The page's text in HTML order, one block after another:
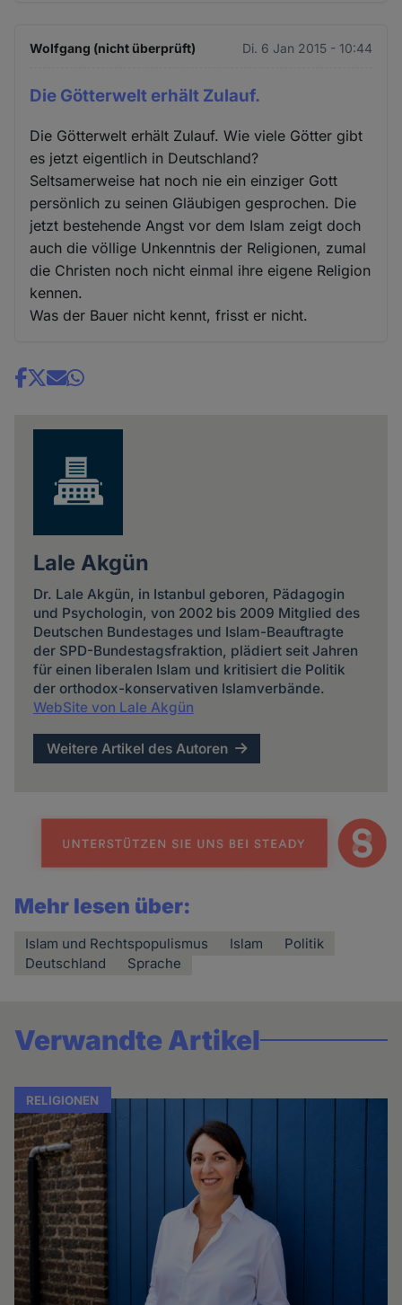
Wolfgang (nicht überprüft) Di. 6 Jan 2015 - 10:44
Die Götterwelt erhält Zulauf.
Die Götterwelt erhält Zulauf. Wie viele Götter gibt
es jetzt eigentlich in Deutschland?
Seltsamerweise hat noch nie ein einziger Gott
persönlich zu seinen Gläubigen gesprochen. Die
jetzt bestehende Angst vor dem Islam zeigt doch
auch die völlige Unkenntnis der Religionen, zumal
die Christen noch nicht einmal ihre eigene Religion
kennen.
Was der Bauer nicht kennt, frisst er nicht.
Share
Lale Akgün
Dr. Lale Akgün, in Istanbul geboren, Päda­gogin
und Psycho­login, von 2002 bis 2009 Mitglied des
Deutschen Bundes­tages und Islam-Beauftragte
der SPD-Bundes­tags­fraktion, plädiert seit Jahren
für einen liberalen Islam und kritisiert die Politik
der orthodox-konservativen Islam­verbände.
WebSite von Lale Akgün
Weitere Artikel des Autoren
Mehr lesen über:
Islam und Rechtspopulismus Islam
Politik
Deutschland
Sprache
Verwandte Artikel
RELIGIONEN